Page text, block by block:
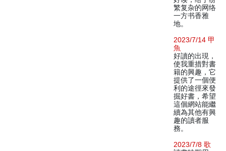
繁复杂的网络
一方书香雅
地。
2023/7/14 甲
魚
好讀的出現，
使我重措對書
籍的興趣，它
提供了一個便
利的途徑來發
掘好書，希望
這個網站能繼
續為其他有興
趣的讀者服
務。
2023/7/8 歌